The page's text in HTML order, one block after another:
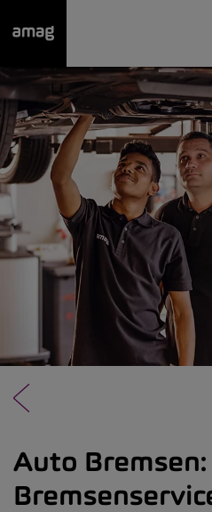
wurde als Ihre
Auto Bremsen: